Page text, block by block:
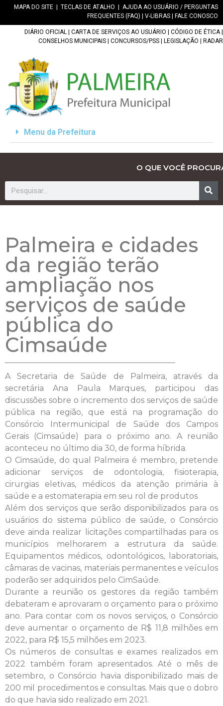
MAPA DO SITE TECLAS DE ATALHO
AJUDA AO USUÁRIO / PERGUNTAS
FREQUENTES (FAQ)
V-LIBRAS FALE CONOSCO
DIÁRIO OFICIAL CARTA DE SERVIÇOS AO USUÁRIO CÓDIGO DE ÉTICA|
CONSELHOS MUNICIPAIS
CONCURSOS/PSS LEGISLAÇÃO RADAR
Menu da Prefeitura
O QUE VOCÊ
Palmeira e cidades
da região terão
ampliação nos
serviços de saúde
pública do
Cimsaúde
A Secretaria de Saúde de Palmeira, através da
secretária Ana Paula Marques, participou das
discussões sobre o incremento dos serviços de saúde
pública na região, que está na programação do
Consórcio Intermunicipal de Saúde dos Campos
Gerais (Cimsaúde) para o próximo ano. A reunião
aconteceu no último dia 30, de forma híbrida.
O Cimsaúde, do qual Palmeira é membro, pretende
adicionar serviços de odontologia, fisioterapia,
cirurgias eletivas, médicos da atenção primária à
saúde e a estomaterapia em seu rol de produtos
Além dos serviços que serão disponibilizados para os
usuários do sistema público de saúde, o Consórcio
deve ainda realizar licitações compartilhadas para os
municípios melhorarem a estrutura da saúde.
Equipamentos médicos, odontológicos, laboratoriais,
câmaras de vacinas, materiais permanentes e veículos
poderão ser adquiridos pelo CimSaúde.
Durante a reunião os gestores da região também
debateram e aprovaram o orçamento para o próximo
ano. Para contar com os novos serviços, o Consórcio
deve aumentar o orçamento de R$ 11,8 milhões em
2022, para R$ 15,5 milhões em 2023.
Os números de consultas e exames realizados em
2022 também foram apresentados. Até o mês de
setembro, o Consórcio havia disponibilizado mais de
200 mil procedimentos e consultas. Mais que o dobro
do que havia sido realizado em 2021.